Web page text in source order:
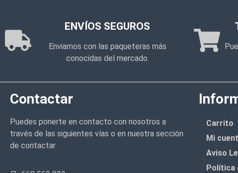
ENVÍOS SEGUROS
Enviamos con las paqueteras más
conocidas del mercado.
Contactar
Puedes ponerte en contacto con nosotros a
través de las siguientes vías o en nuestra sección
de contactar
Carrito
Mi
Aviso
Política